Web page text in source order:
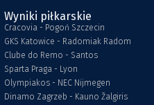
Wyniki piłkarskie
Cracovia - Pogoń Szczecin
GKS Katowice - Radomiak Radom
Clube do Remo - Santos
Sparta Praga - Lyon
Olympiakos - NEC Nijmegen
Dinamo Zagrzeb - Kauno Žalgiris